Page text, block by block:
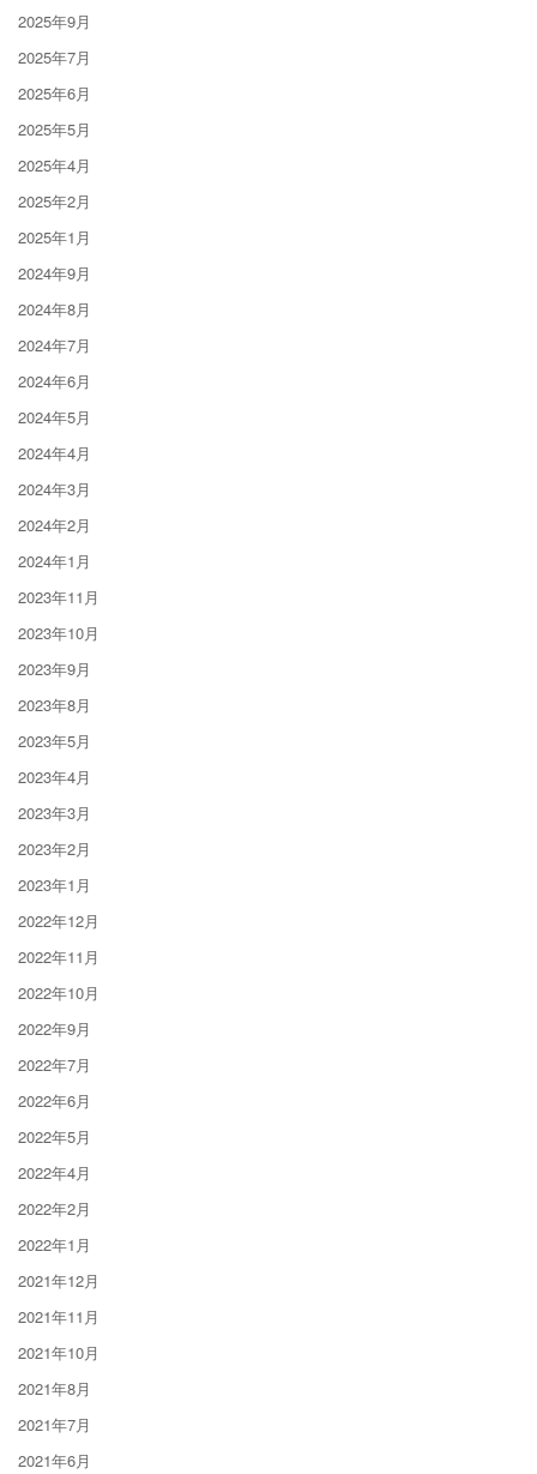
2025年9月
2025年7月
2025年6月
2025年5月
2025年4月
2025年2月
2025年1月
2024年9月
2024年8月
2024年7月
2024年6月
2024年5月
2024年4月
2024年3月
2024年2月
2024年1月
2023年11月
2023年10月
2023年9月
2023年8月
2023年5月
2023年4月
2023年3月
2023年2月
2023年1月
2022年12月
2022年11月
2022年10月
2022年9月
2022年7月
2022年6月
2022年5月
2022年4月
2022年2月
2022年1月
2021年12月
2021年11月
2021年10月
2021年8月
2021年7月
2021年6月